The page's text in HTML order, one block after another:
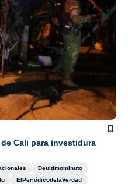
Cali para investidura
Deultimominuto
ElPeriódicodelaVerdad